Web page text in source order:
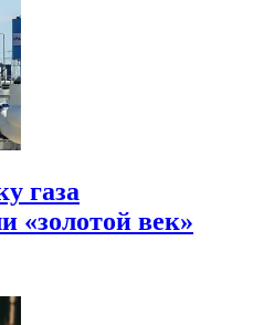
газа
«золотой век»